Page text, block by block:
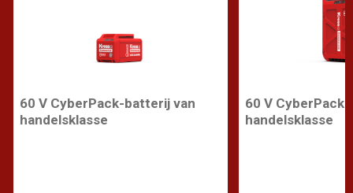
60 V CyberPack-batterij van
handelsklasse
60 V
handelsklasse